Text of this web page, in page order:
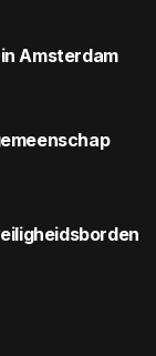
Amsterdam